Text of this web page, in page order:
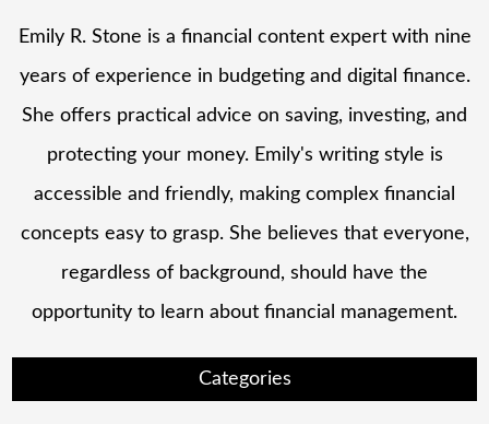
Emily R. Stone is a financial content expert with nine
years of experience in budgeting and digital finance.
She offers practical advice on saving, investing, and
protecting your money. Emily's writing style is
accessible and friendly, making complex financial
concepts easy to grasp. She believes that everyone,
regardless of background, should have the
opportunity to learn about financial management.
Categories